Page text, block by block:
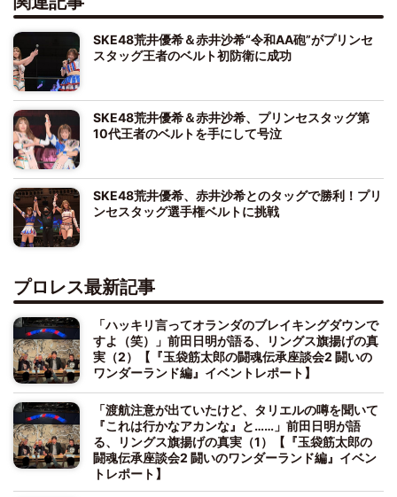
SKE48荒井優希＆赤井沙希“令和AA砲”がプリンセ
スタッグ王者のベルト初防衛に成功
SKE48荒井優希＆赤井沙希、プリンセスタッグ第
10代王者のベルトを手にして号泣
SKE48荒井優希、赤井沙希とのタッグで勝利！プリ
ンセスタッグ選手権ベルトに挑戦
プロレス最新記事
「ハッキリ言ってオランダのブレイキングダウンで
すよ（笑）」前田日明が語る、リングス旗揚げの真
実（2）【『玉袋筋太郎の闘魂伝承座談会2 闘いの
ワンダーランド編』イベントレポート】
「渡航注意が出ていたけど、タリエルの噂を聞いて
『これは行かなアカンな』と……」前田日明が語
る、リングス旗揚げの真実（1）【『玉袋筋太郎の
闘魂伝承座談会2 闘いのワンダーランド編』イベン
トレポート】